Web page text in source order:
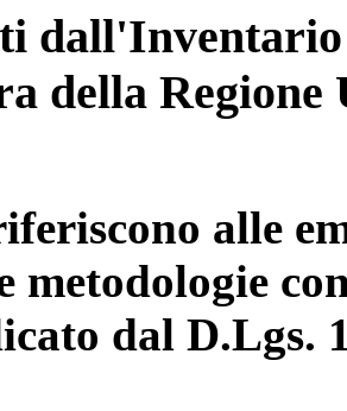
dall'Inventario
della
alle
metodologie
dal D.Lgs.